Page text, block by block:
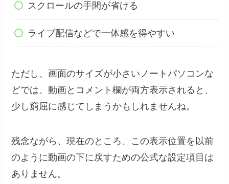
スクロールの手間が省ける
ライブ配信などで一体感を得やすい
ただし、画面のサイズが小さいノートパソコンな
どでは、動画とコメント欄が両方表示されると、
少し窮屈に感じてしまうかもしれませんね。
残念ながら、現在のところ、この表示位置を以前
のように動画の下に戻すための公式な設定項目は
ありません。